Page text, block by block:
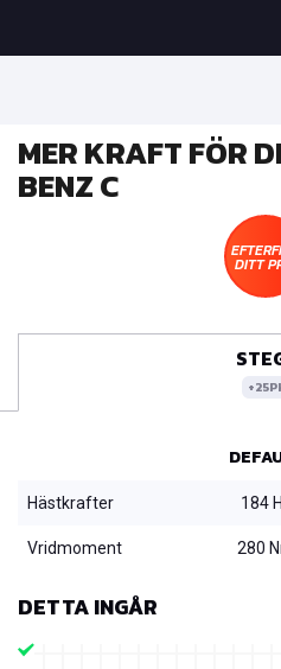
MER KRAFT FÖR
BENZ C
DITT
Hästkrafter 184
Vridmoment 280
DETTA INGÅR